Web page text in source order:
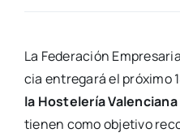
La Fede­ra­ción
cia entre­ga­rá el pró­xi­mo
la Hos­te­le­ría Valen­cia­na
tie­nen como obje­ti­vo